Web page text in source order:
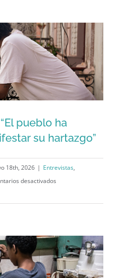
«Solo
a
través
de
la
negociación
la
concordia
llegar
a
cambio”.
“El pueblo ha
su hartazgo”
pueblo ha
su hartazgo”
18th, 2026 | Entrevistas,
desactivados
ha
aprendido
a